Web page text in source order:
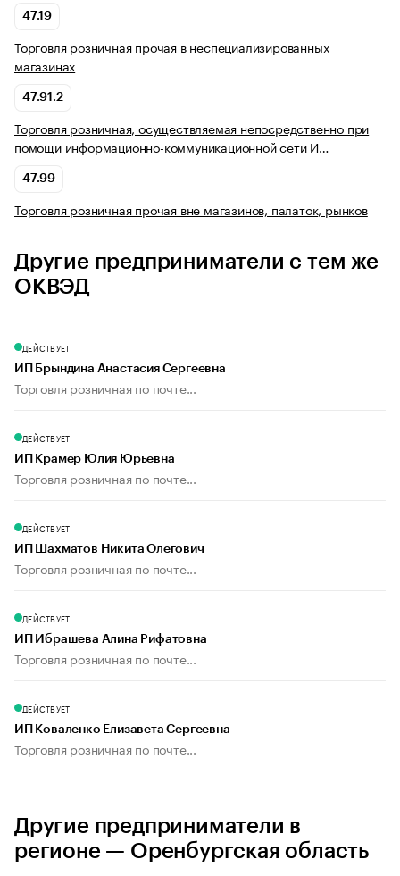
47.19
Торговля розничная прочая в неспециализированных
магазинах
47.91.2
Торговля розничная, осуществляемая непосредственно при
помощи информационно-коммуникационной сети И…
47.99
Торговля розничная прочая вне магазинов, палаток, рынков
Другие предприниматели с тем же
ОКВЭД
ДЕЙСТВУЕТ
ИП Брындина Анастасия Сергеевна
Торговля розничная по почте...
ДЕЙСТВУЕТ
ИП Крамер Юлия Юрьевна
Торговля розничная по почте...
ДЕЙСТВУЕТ
ИП Шахматов Никита Олегович
Торговля розничная по почте...
ДЕЙСТВУЕТ
ИП Ибрашева Алина Рифатовна
Торговля розничная по почте...
ДЕЙСТВУЕТ
ИП Коваленко Елизавета Сергеевна
Торговля розничная по почте...
Другие предприниматели в
регионе — Оренбургская область